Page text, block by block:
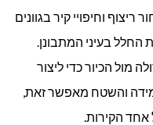
ריצוף וחיפויי קיר בגוונים
החלל בעיני המתבונן.
מול הכיור כדי ליצור
והשטח מאפשר זאת,
אחד הקירות.